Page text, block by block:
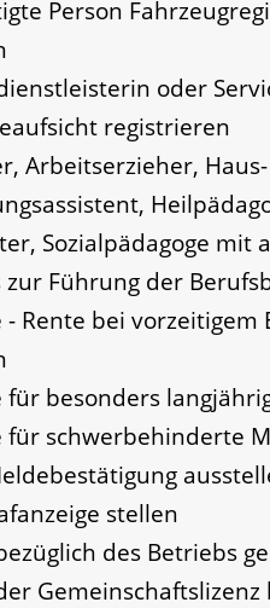
Person
oder
registrieren
Arbeitserzieher,
Sozialpädagoge
zur Führung der
Rente bei
besonders
schwerbehinderte
stellen
des Betriebs
Gemeinschaftslizenz